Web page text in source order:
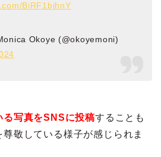
BiRF1bjhnY
Okoye (@okoyemoni)
る写真をSNSに投稿することも
敬している様子が感じられま